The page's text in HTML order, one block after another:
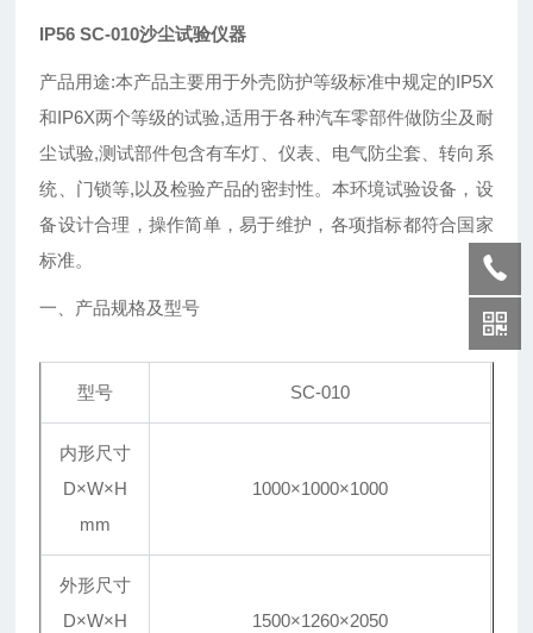
IP56 SC-010沙尘试验仪器
产品用途:本产品主要用于外壳防护等级标准中规定的IP5X
和IP6X两个等级的试验,适用于各种汽车零部件做防尘及耐
尘试验,测试部件包含有车灯、仪表、电气防尘套、转向系
统、门锁等,以及检验产品的密封性。本环境试验设备，设
备设计合理，操作简单，易于维护，各项指标都符合国家
标准。
一、产品规格及型号
型号 SC-010
内形尺寸
D×W×H
mm
1000×1000×1000
外形尺寸
D×W×H
1500×1260×2050